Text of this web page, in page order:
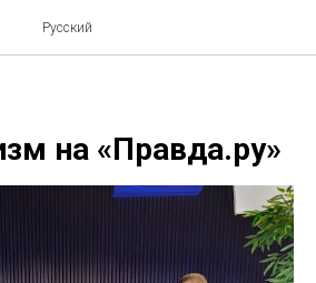
Русский
на «Правда.ру»